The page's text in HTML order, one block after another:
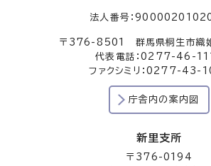
法人番号：
〒376-8501 群馬県桐生市織
代表電話：0277-46-
ファクシミリ：0277-43-
庁舎内の案内図
新里支所
〒376-0194